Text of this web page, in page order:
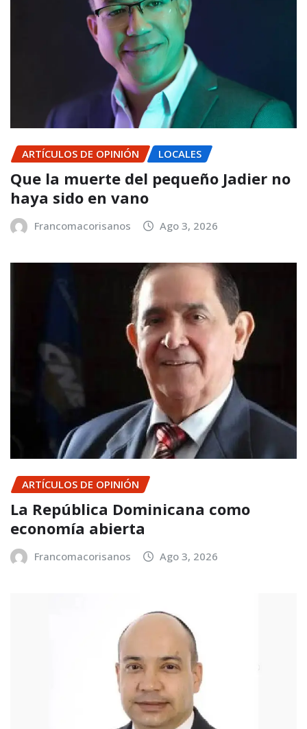
ARTÍCULOS DE OPINIÓN LOCALES
Que la muerte del pequeño Jadier no
haya sido en vano
Francomacorisanos Ago 3, 2026
ARTÍCULOS DE OPINIÓN
La República Dominicana como
economía abierta
Francomacorisanos Ago 3, 2026